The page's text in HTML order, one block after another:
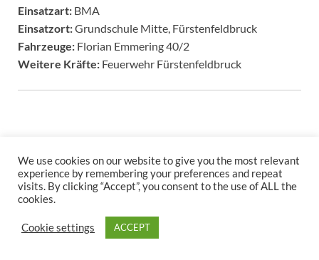
Einsatzart: BMA
Einsatzort:Grundschule Mitte, Fürstenfeldbruck
Fahrzeuge: Florian Emmering 40/2
Weitere Kräfte: Feuerwehr Fürstenfeldbruck
Copyright © 2026
Stolz präsentiertWordPressund
We use cookies on our website to give you the most relevant
experience by remembering your preferences and repeat
visits. By clicking “Accept”, you consent to the use of ALL the
cookies.
Cookie settings ACCEPT